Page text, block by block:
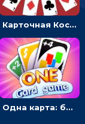
Карточная Косынка: собрать по масти и сложить в стопки
Одна карта: бить одним цветом или цифрой